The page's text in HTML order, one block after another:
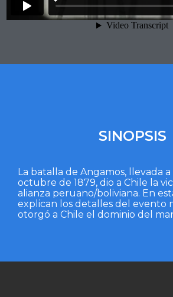
SINOPSIS
La batalla de Angamos, llevada
octubre de 1879, dio a Chile la
alianza peruano/boliviana. En
explican los detalles del evento
otorgó a Chile el dominio del